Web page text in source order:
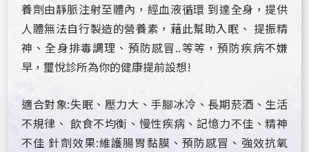
養劑由靜脈注射至體內，經血液循環 到達全身，提供
人體無法自行製造的營養素，藉此幫助入眠、 提振精
神、全身排毒調理、預防感冒..等等，預防疾病不嫌
早，璽悅診所為你的健康提前設想!
適合對象:失眠、壓力大、手腳冰冷、長期菸酒、生活
不規律、 飲食不均衡、慢性疾病、記憶力不佳、精神
不佳 針劑效果:維護腸胃黏膜、預防感冒、強效抗氧